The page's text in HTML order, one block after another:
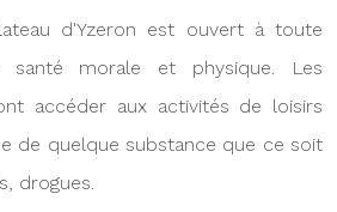
d'Yzeron est ouvert à toute
santé morale et physique. Les
accéder aux activités de loisirs
de quelque substance que ce soit
drogues.